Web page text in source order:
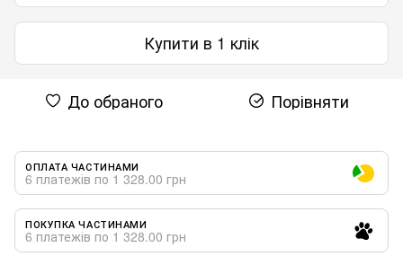
Купити в 1 клік
До обраного Порівняти
ОПЛАТА ЧАСТИНАМИ
6 платежів по 1 328.00 грн
ПОКУПКА ЧАСТИНАМИ
6 платежів по 1 328.00 грн